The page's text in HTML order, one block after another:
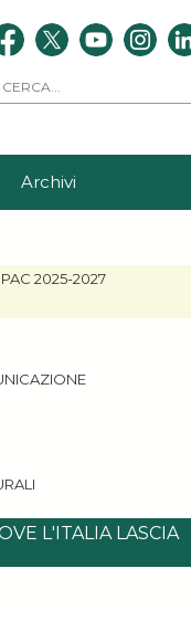
Archivi
2025-2027
L'ITALIA LASCIA